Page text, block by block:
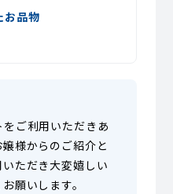
お品物
ご利用いただきあ
様からのご紹介と
ただき大変嬉しい
願いします。